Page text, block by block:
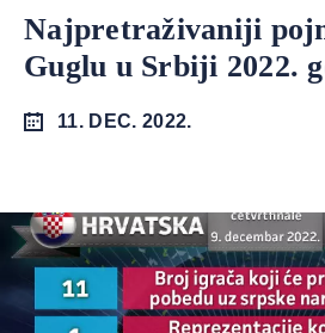
Najpretraživaniji
Guglu u Srbiji 2022.
11. DEC. 2022.